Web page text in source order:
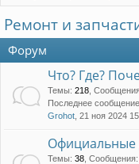
ел
и
Ремонт и
Форум
Что? Где?
Темы: 218
Последнее
Grohot , 21 ноя 2024
Официальные
Темы: 38 Сообщения: